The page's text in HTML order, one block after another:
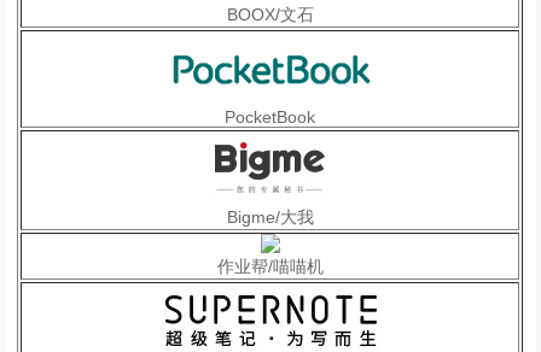
BOOX/文石
PocketBook
Bigme/大我
作业帮/喵喵机